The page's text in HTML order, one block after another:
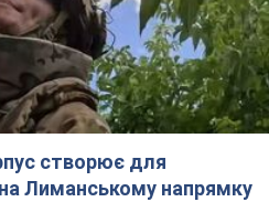
створює для
на Лиманському напрямку